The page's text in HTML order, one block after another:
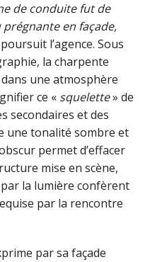
de conduite fut de
en façade,
l’agence. Sous
la charpente
une atmosphère
ce « squelette» de
secondaires et des
une tonalité sombre et
permet d’effacer
mise en scène,
la lumière confèrent
par la rencontre
par sa façade